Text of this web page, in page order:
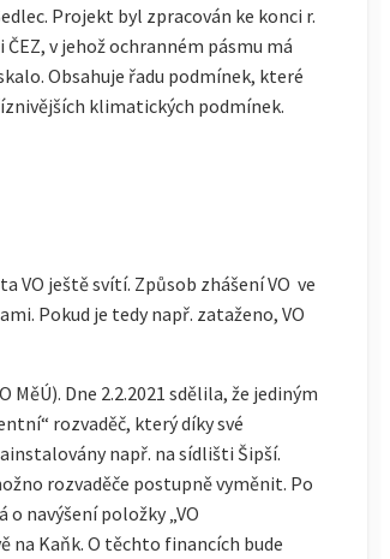
Projekt byl zpracován ke konci r.
v jehož ochranném pásmu má
Obsahuje řadu podmínek, které
klimatických podmínek.
VO ještě svítí. Způsob zhášení VO ve
Pokud je tedy např. zataženo, VO
Dne 2.2.2021 sdělila, že jediným
rozvaděč, který díky své
např. na sídlišti Šipší.
rozvaděče postupně vyměnit. Po
navýšení položky „VO
na Kaňk. O těchto financích bude